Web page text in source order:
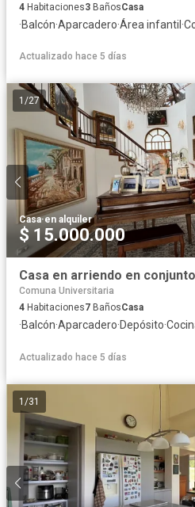
4 Habitaciones3 BañosCasa
·Balcón·Aparcadero·Área infantil·
Actualizado hace 5 días
1 /27
Casa·en alquiler
$ 15.000.000
Comuna Universitaria
4 Habitaciones7 BañosCasa
·Balcón·Aparcadero·Depósito·
Actualizado hace 5 días
1 /31